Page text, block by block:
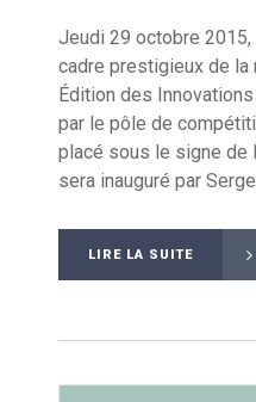
Jeudi 29 octobre
cadre prestigieux de la
Édition des
par le pôle de
placé sous le signe de
sera inauguré par
LIRE LA SUITE